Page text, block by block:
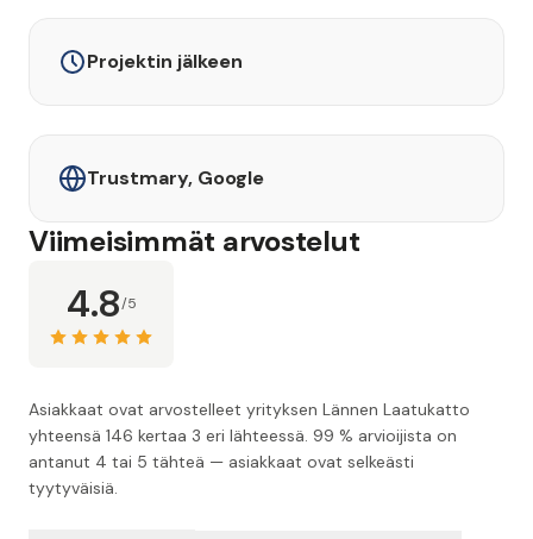
Projektin jälkeen
Trustmary, Google
4.8/5
Viimeisimmät arvostelut
Asiakkaat ovat arvostelleet yrityksen Lännen Laatukatto
yhteensä 146 kertaa 3 eri lähteessä. 99 % arvioijista on
antanut 4 tai 5 tähteä — asiakkaat ovat selkeästi
tyytyväisiä.